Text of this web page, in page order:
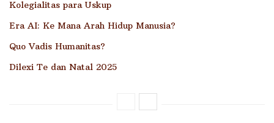
Kolegialitas para Uskup
Era AI: Ke Mana Arah Hidup Manusia?
Quo Vadis Humanitas?
Dilexi Te dan Natal 2025